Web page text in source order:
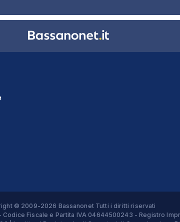
© 2009-2026 Bassanonet Tutti i diritti riservati
Fiscale e Partita IVA 04644500243 - Registro